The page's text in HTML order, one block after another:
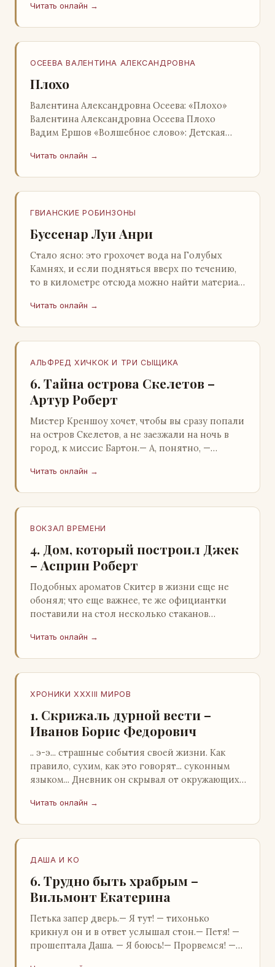
отель…
Читать онлайн →
ОСЕЕВА ВАЛЕНТИНА АЛЕКСАНДРОВНА
Плохо
Валентина Александровна Осеева: «Плохо»
Валентина Александровна Осеева Плохо
Вадим Ершов «Волшебное слово»: Детская
Александровна ОСЕЕВ…
Читать онлайн →
ГВИАНСКИЕ РОБИНЗОНЫ
Буссенар Луи Анри
Стало ясно: это грохочет вода на Голубых
Камнях, и если подняться вверх по течению,
то в километре отсюда можно найти материал
крас…
Читать онлайн →
АЛЬФРЕД ХИЧКОК И ТРИ СЫЩИКА
6. Тайна острова Скелетов –
Артур Роберт
Мистер Креншоу хочет, чтобы вы сразу попали
на остров Скелетов, а не заезжали на ночь в
город, к миссис Бартон.— А, понятно, —
«кризис»…
Читать онлайн →
ВОКЗАЛ ВРЕМЕНИ
4. Дом, который построил Джек
– Асприн Роберт
Подобных ароматов Скитер в жизни еще не
обонял; что еще важнее, те же официантки
поставили на стол несколько стаканов
Скитер опрокин…
Читать онлайн →
ХРОНИКИ XXXIII МИРОВ
1. Скрижаль дурной вести –
Иванов Борис Федорович
.. э-э... страшные события своей жизни. Как
правило, сухим, как это говорят... суконным
языком... Дневник он скрывал от окружающих.
Читать онлайн →
ДАША И KO
6. Трудно быть храбрым –
Вильмонт Екатерина
Петька запер дверь.— Я тут! — тихонько
крикнул он и в ответ услышал стон.— Петя! —
прошептала Даша. — Я боюсь!— Прорвемся! —